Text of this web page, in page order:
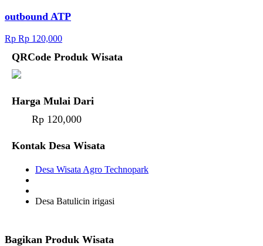
outbound ATP
Rp Rp 120,000
QRCode Produk Wisata
Harga Mulai Dari
Rp 120,000
Kontak Desa Wisata
Desa Wisata Agro Technopark
Desa Batulicin irigasi
Bagikan Produk Wisata